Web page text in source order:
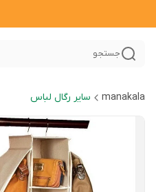
جستجو
manakala سایر رگال لباس